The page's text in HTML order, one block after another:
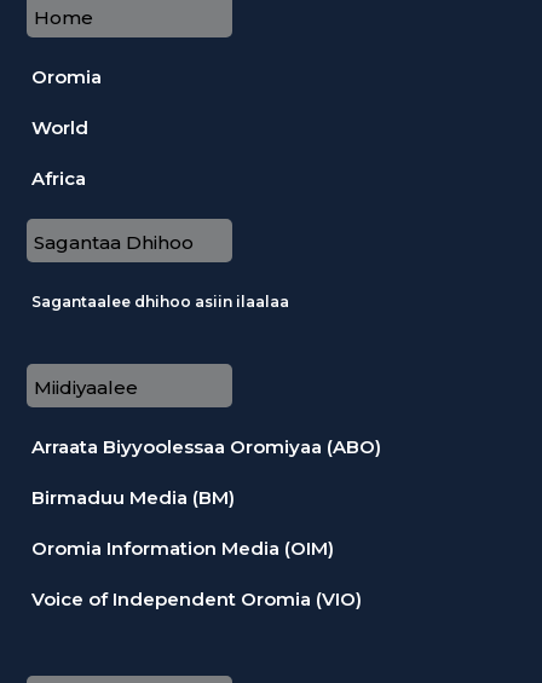
Home
Oromia
World
Africa
Sagantaa Dhihoo
Sagantaalee dhihoo asiin ilaalaa
Miidiyaalee
Arraata Biyyoolessaa Oromiyaa (ABO)
Birmaduu Media (BM)
Oromia Information Media (OIM)
Voice of Independent Oromia (VIO)